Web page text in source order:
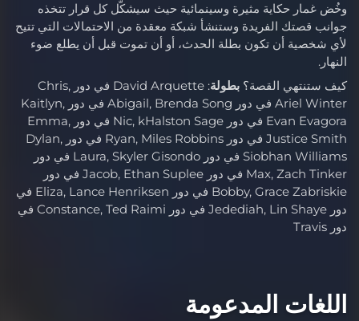
وخُض غمار حكاية مثيرة وسينمائية حيث سيشكّل كل قرار تتخذه
جوانب قصتك الفريدة وستنشأ شبكة معقدة من الاحتمالات التي تتيح
لأي شخصية أن تكون بطلة الحدث، أو أن تموت قبل أن يطلع ضوء
النهار.
كيف ستنتهي القصة؟ بطولة
: David Arquette في دور Chris,
Ariel Winter في دور Abigail, Brenda Song في دور Kaitlyn,
Evan Evagora في دور Nic, kHalston Sage في دور Emma,
Justice Smith في دور Ryan, Miles Robbins في دور Dylan,
Siobhan Williams في دور Laura, Skyler Gisondo في دور
Max, Zach Tinker في دور Jacob, Ethan Suplee في دور
Bobby, Grace Zabriskie في دور Eliza, Lance Henriksen في
دور Jedediah, Lin Shaye في دور Constance, Ted Raimi في
دور Travis
اللغات المدعومة